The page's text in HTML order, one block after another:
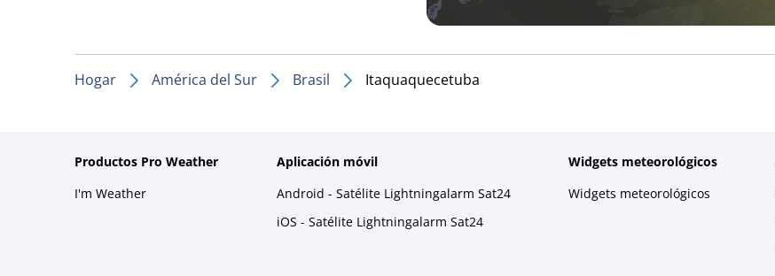
Hogar América del Sur Brasil Itaquaquecetuba
Productos Pro Weather
I'm Weather
Aplicación móvil
Android - Satélite Lightningalarm Sat24
iOS - Satélite Lightningalarm Sat24
Widgets meteorológicos
Widgets meteorológicos